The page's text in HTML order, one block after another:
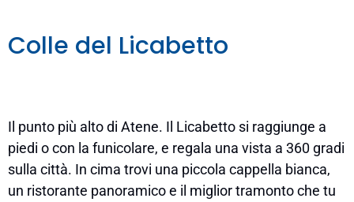
Colle del Licabetto
Il punto più alto di Atene. Il Licabetto si raggiunge a
piedi o con la funicolare, e regala una vista a 360 gradi
sulla città. In cima trovi una piccola cappella bianca,
un ristorante panoramico e il miglior tramonto che tu